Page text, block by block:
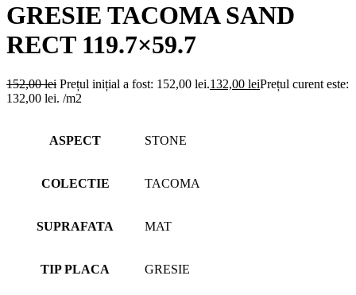
GRESIE TACOMA SAND
RECT 119.7×59.7
152,00lei Prețul inițial a fost: 152,00 lei.132,00 leiPrețul curent este:
132,00 lei. /m2
ASPECT STONE
COLECTIE TACOMA
SUPRAFATA MAT
TIP PLACA GRESIE